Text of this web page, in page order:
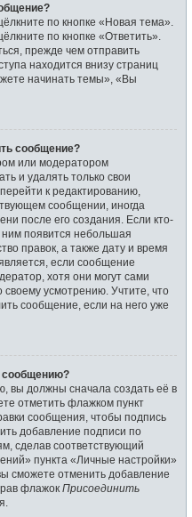
по кнопке «Новая тема».
по кнопке «Ответить».
прежде чем отправить
находится внизу страниц
начинать темы», «Вы
сообщение?
или модератором
и удалять только свои
к редактированию,
сообщении, иногда
после его создания. Если кто-
появится небольшая
правок, а также дату и время
если сообщение
хотя они могут сами
усмотрению. Учтите, что
сообщение, если на него уже
сообщению?
вы должны сначала создать её в
отметить флажком пункт
сообщения, чтобы подпись
добавление подписи по
сделав соответствующий
пункта «Личные настройки»
сможете отменить добавление
флажок Присоединить